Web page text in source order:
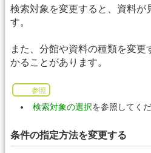
検索対象を変更すると、資料が
す。
また、分館や資料の種類を変更
かることがあります。
参照
検索対象の選択を参照してくだ
条件の指定方法を変更する